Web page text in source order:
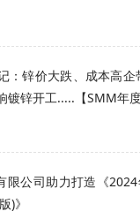
：锌价大跌、成本高
镀锌开工.....【SMM年度
限公司助力打造《
)》